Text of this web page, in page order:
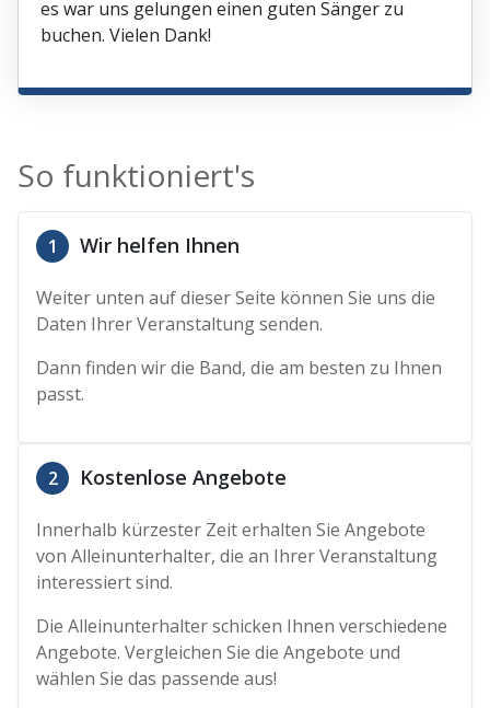
es war uns gelungen einen guten Sänger zu
buchen. Vielen Dank!
So funktioniert's
1 Wir helfen Ihnen
Weiter unten auf dieser Seite können Sie uns die
Daten Ihrer Veranstaltung senden.
Dann finden wir die Band, die am besten zu Ihnen
passt.
2 Kostenlose Angebote
Innerhalb kürzester Zeit erhalten Sie Angebote
von Alleinunterhalter, die an Ihrer Veranstaltung
interessiert sind.
Die Alleinunterhalter schicken Ihnen verschiedene
Angebote. Vergleichen Sie die Angebote und
wählen Sie das passende aus!